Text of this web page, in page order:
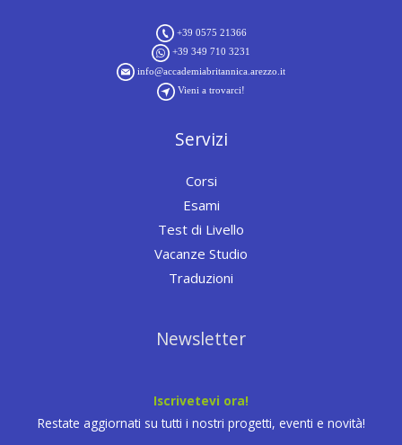
+39 0575 21366
+39 349 710 3231
info@accademiabritannica.arezzo.it
Vieni a trovarci!
Servizi
Corsi
Esami
Test di Livello
Vacanze Studio
Traduzioni
Newsletter
Iscrivetevi ora!
Restate aggiornati su tutti i nostri progetti, eventi e novità!